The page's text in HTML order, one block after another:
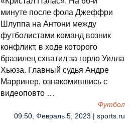
минуте после фола Джеффри
Шлуппа на Антони между
футболистами команд возник
конфликт, в ходе которого
бразилец схватил за горло Уилла
Хьюза. Главный судья Андре
Марринер, ознакомившись с
видеоповто …
Футбол
09:50, Февраль 5, 2023 | sports.ru